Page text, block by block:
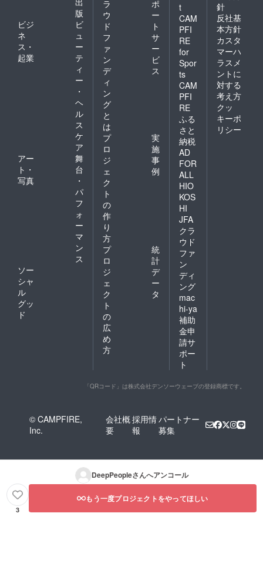
版
ビジ
ネ
ス・
起業
ビ
ュ
ー
テ
ィ
ー
・
ヘ
ル
ス
ケ
ア
アー
ト・
写真
舞
台
・
パ
フ
ォ
ー
マ
ン
ス
ソー
シャ
ル
グッ
ド
ラ
ウ
ド
フ
ァ
ン
デ
ィ
ン
グ
と
は
ポ
ー
ト
サ
ー
ビ
ス
プ
ロ
ジ
ェ
ク
ト
の
作
り
方
実
施
事
例
プ
ロ
ジ
ェ
ク
ト
の
広
め
方
統
計
デ
ー
タ
t
CAM
PFI
RE
for
Spor
ts
CAM
PFI
RE
ふる
さと
納税
AD
FOR
ALL
HIO
KOS
HI
JFA
クラ
ウド
ファ
ン
ディ
ング
mac
hi-ya
補助
金申
請サ
ポー
ト
針
反社基
本方針
カスタ
マーハ
ラスメ
ントに
対する
考え方
クッ
キーポ
リシー
「QRコード」は株式会社デンソーウェーブの登録商標です。
© CAMPFIRE,
Inc.
会社概
要
採用情
報
パートナー
募集
DeepPeopleさんへアンコール
3
もう一度プロジェクトをやってほしい